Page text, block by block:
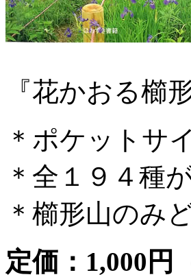
『花かおる櫛
＊ポケットサ
＊全１９４種
＊櫛形山のみ
定価：1,000円